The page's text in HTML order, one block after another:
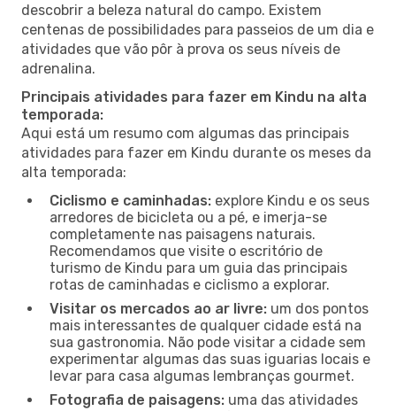
descobrir a beleza natural do campo. Existem
centenas de possibilidades para passeios de um dia e
atividades que vão pôr à prova os seus níveis de
adrenalina.
Principais atividades para fazer em Kindu na alta
temporada:
Aqui está um resumo com algumas das principais
atividades para fazer em Kindu durante os meses da
alta temporada:
Ciclismo e caminhadas: explore Kindu e os seus
arredores de bicicleta ou a pé, e imerja-se
completamente nas paisagens naturais.
Recomendamos que visite o escritório de
turismo de Kindu para um guia das principais
rotas de caminhadas e ciclismo a explorar.
Visitar os mercados ao ar livre: um dos pontos
mais interessantes de qualquer cidade está na
sua gastronomia. Não pode visitar a cidade sem
experimentar algumas das suas iguarias locais e
levar para casa algumas lembranças gourmet.
Fotografia de paisagens: uma das atividades